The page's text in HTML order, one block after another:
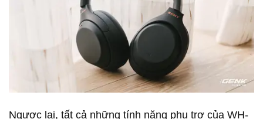
Ngược lại, tất cả những tính năng phụ trợ của WH-